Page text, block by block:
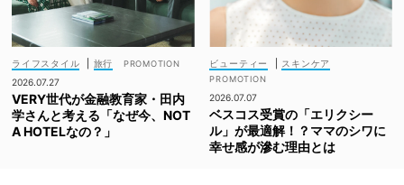
ライフスタイル
旅行
2026.07.27
VERY世代が金融教育家・田内
学さんと考える「なぜ今、NOT
A HOTELなの？」
ビューティー スキンケア
2026.07.07
ベスコス受賞の「エリクシー
ル」が最適解！？ママのシワに
幸せ感が滲む理由とは